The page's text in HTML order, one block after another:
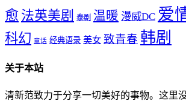
愈 法英美剧 泰剧 温暖 漫威DC 爱
科幻 童话 经典语录 美女 致青春 韩剧
关于本站
清新范致力于分享一切美好的事物。这里